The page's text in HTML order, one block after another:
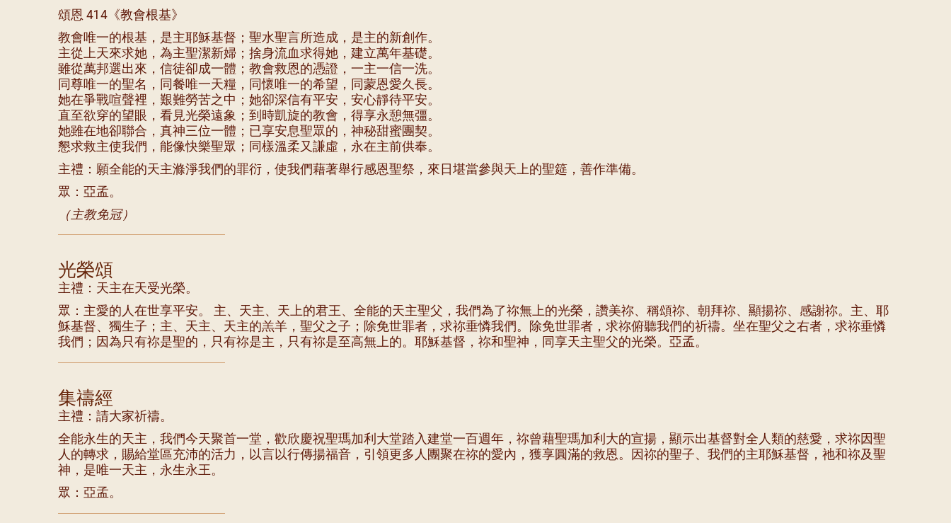
頌恩 414《教會根基》
教會唯一的根基，是主耶穌基督；聖水聖言所造成，是主的新創作。
主從上天來求她，為主聖潔新婦；捨身流血求得她，建立萬年基礎。
雖從萬邦選出來，信徒卻成一體；教會救恩的憑證，一主一信一洗。
同尊唯一的聖名，同餐唯一天糧，同懷唯一的希望，同蒙恩愛久長。
她在爭戰喧聲裡，艱難勞苦之中；她卻深信有平安，安心靜待平安。
直至欲穿的望眼，看見光榮遠象；到時凱旋的教會，得享永憩無彊。
她雖在地卻聯合，真神三位一體；已享安息聖眾的，神秘甜蜜團契。
懇求救主使我們，能像快樂聖眾；同樣溫柔又謙虛，永在主前供奉。
主禮：願全能的天主滌淨我們的罪衍，使我們藉著舉行感恩聖祭，來日堪當參與天上的聖筵，善作準備。
眾：亞孟。
（主教免冠）
光榮頌
主禮：天主在天受光榮。
眾：主愛的人在世享平安。 主、天主、天上的君王、全能的天主聖父，我們為了祢無上的光榮，讚美祢、稱頌祢、朝拜祢、顯揚祢、感謝祢。主、耶
穌基督、獨生子；主、天主、天主的羔羊，聖父之子；除免世罪者，求祢垂憐我們。除免世罪者，求祢俯聽我們的祈禱。坐在聖父之右者，求祢垂憐
我們；因為只有祢是聖的，只有祢是主，只有祢是至高無上的。耶穌基督，祢和聖神，同享天主聖父的光榮。亞孟。
集禱經
主禮：請大家祈禱。
全能永生的天主，我們今天聚首一堂，歡欣慶祝聖瑪加利大堂踏入建堂一百週年，祢曾藉聖瑪加利大的宣揚，顯示出基督對全人類的慈愛，求祢因聖
人的轉求，賜給堂區充沛的活力，以言以行傳揚福音，引領更多人團聚在祢的愛內，獲享圓滿的救恩。因祢的聖子、我們的主耶穌基督，祂和祢及聖
神，是唯一天主，永生永王。
眾：亞孟。